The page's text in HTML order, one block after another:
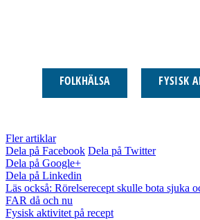
FOLKHÄLSA FYSISK
Fler artiklar
Dela på Facebook Dela på Twitter
Dela på Google+
Dela på Linkedin
Läs också: Rörelserecept skulle bota sjuka
FAR då och nu
Fysisk aktivitet på recept